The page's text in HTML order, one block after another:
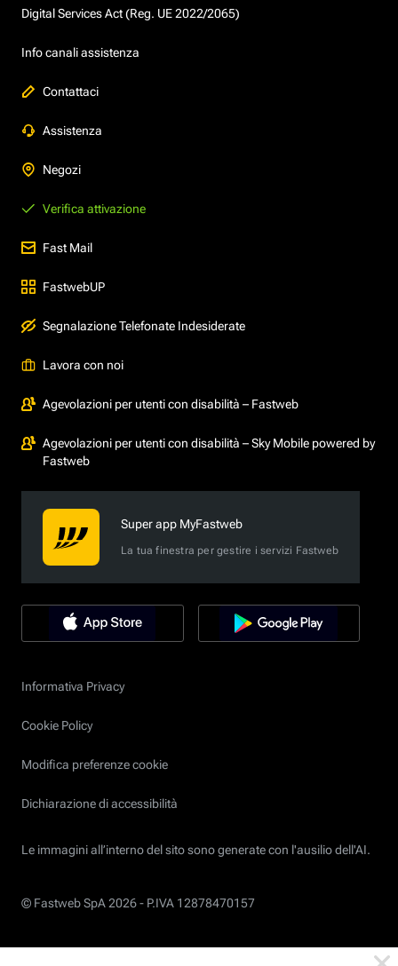
Digital Services Act (Reg. UE 2022/2065)
Info canali assistenza
Contattaci
Assistenza
Negozi
Verifica attivazione
Fast Mail
FastwebUP
Segnalazione Telefonate Indesiderate
Lavora con noi
Agevolazioni per utenti con disabilità – Fastweb
Agevolazioni per utenti con disabilità – Sky Mobile powered by
Fastweb
Super app MyFastweb
La tua finestra per gestire i servizi Fastweb
Informativa Privacy
Cookie Policy
Modifica preferenze cookie
Dichiarazione di accessibilità
Le immagini all’interno del sito sono generate con l'ausilio dell'AI.
© Fastweb SpA 2026 - P.IVA 12878470157